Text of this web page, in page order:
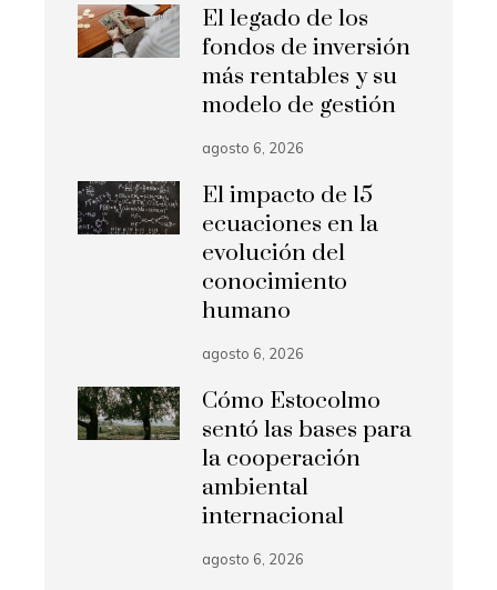
El legado de los
fondos de inversión
más rentables y su
modelo de gestión
agosto 6, 2026
El impacto de 15
ecuaciones en la
evolución del
conocimiento
humano
agosto 6, 2026
Cómo Estocolmo
sentó las bases para
la cooperación
ambiental
internacional
agosto 6, 2026